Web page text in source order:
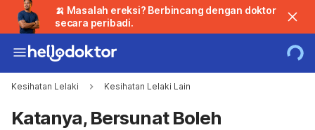
🍌 Masalah ereksi? Berbincang dengan doktor
secara peribadi.
Kesihatan Lelaki Kesihatan Lelaki Lain
Katanya, Bersunat Boleh